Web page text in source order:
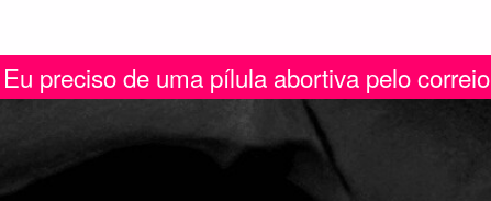
Eu preciso de uma pílula abortiva pelo correio